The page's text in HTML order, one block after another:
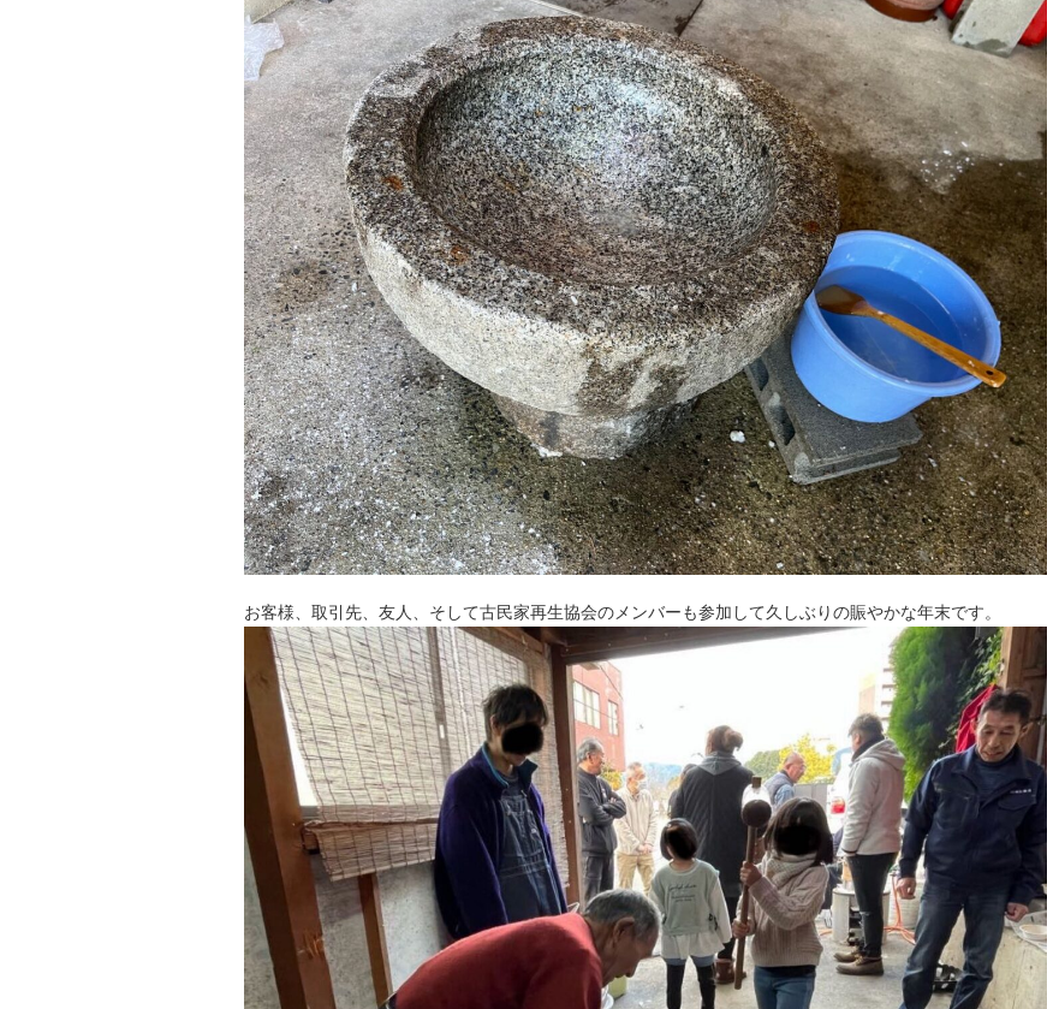
お客様、取引先、友人、そして古民家再生協会のメンバーも参加して久しぶりの賑やかな年末です。